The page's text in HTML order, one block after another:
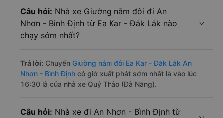
Câu hỏi: Nhà xe Giường nằm đôi đi An
Nhơn - Bình Định từ Ea Kar - Đắk Lắk nào
chạy sớm nhất?
Trả lời: Chuyến Giường nằm đôi Ea Kar - Đắk Lắk An
Nhơn - Bình Định có giờ xuất phát sớm nhất là vào lúc
16:30 là của nhà xe Quý Thảo (Đà Nẵng).
Câu hỏi: Nhà xe đi An Nhơn - Bình Định từ